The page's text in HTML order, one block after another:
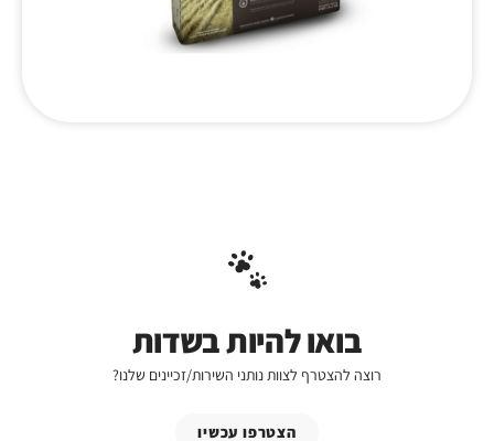
בואו להיות בשדות
רוצה להצטרף לצוות נותני השירות/זכיינים שלנו?
הצטרפו עכשיו